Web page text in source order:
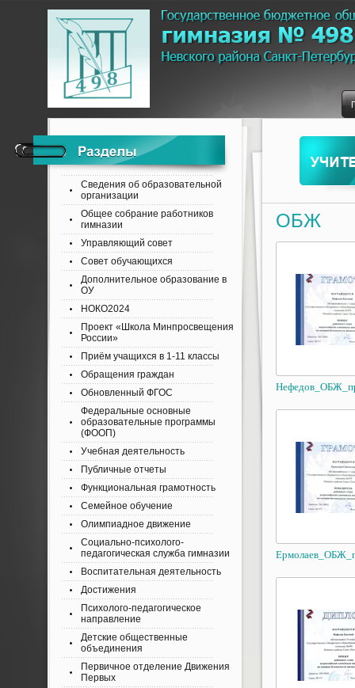
ОБЖ
Сведения об образовательной
организации
Общее собрание работников
гимназии
Управляющий совет
Совет обучающихся
Дополнительное образование в
ОУ
НОКО2024
Проект «Школа Минпросвещения
России»
Приём учащихся в 1-11 классы
Обращения граждан
Обновленный ФГОС
Федеральные основные
образовательные программы
(ФООП)
Учебная деятельность
Публичные отчеты
Функциональная грамотность
Семейное обучение
Олимпиадное движение
Социально-психолого-
педагогическая служба гимназии
Воспитательная деятельность
Достижения
Психолого-педагогическое
направление
Детские общественные
объединения
Первичное отделение Движения
Первых